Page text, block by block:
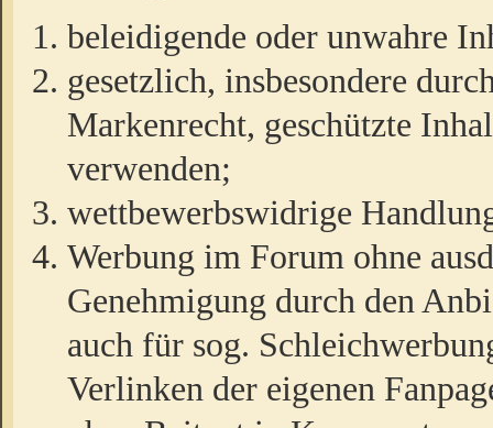
beleidigende oder unwahre
gesetzlich, insbesondere
Markenrecht, geschützte
verwenden;
wettbewerbswidrige
Werbung im Forum ohne
Genehmigung durch den
auch für sog.
Verlinken der eigenen